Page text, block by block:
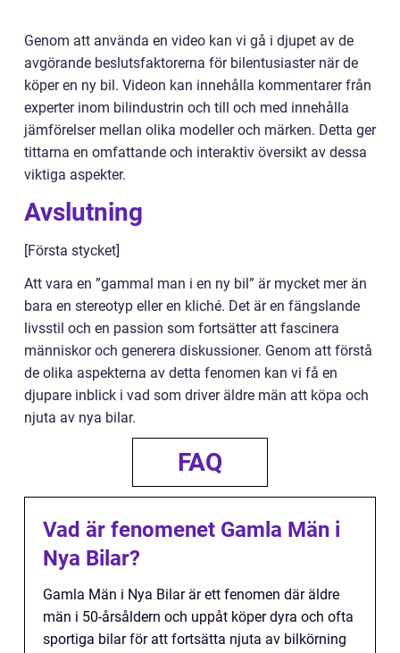
Genom att använda en video kan vi gå i djupet av de
avgörande beslutsfaktorerna för bilentusiaster när de
köper en ny bil. Videon kan innehålla kommentarer från
experter inom bilindustrin och till och med innehålla
jämförelser mellan olika modeller och märken. Detta ger
tittarna en omfattande och interaktiv översikt av dessa
viktiga aspekter.
Avslutning
[Första stycket]
Att vara en ”gammal man i en ny bil” är mycket mer än
bara en stereotyp eller en kliché. Det är en fängslande
livsstil och en passion som fortsätter att fascinera
människor och generera diskussioner. Genom att förstå
de olika aspekterna av detta fenomen kan vi få en
djupare inblick i vad som driver äldre män att köpa och
njuta av nya bilar.
FAQ
Vad är fenomenet Gamla Män i
Nya Bilar?
Gamla Män i Nya Bilar är ett fenomen där äldre
män i 50-årsåldern och uppåt köper dyra och ofta
sportiga bilar för att fortsätta njuta av bilkörning